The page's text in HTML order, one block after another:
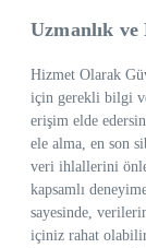
Uzmanlık ve
Hizmet Olarak
için gerekli bilgi
erişim elde
ele alma, en son
veri ihlallerini
kapsamlı
sayesinde,
içiniz rahat